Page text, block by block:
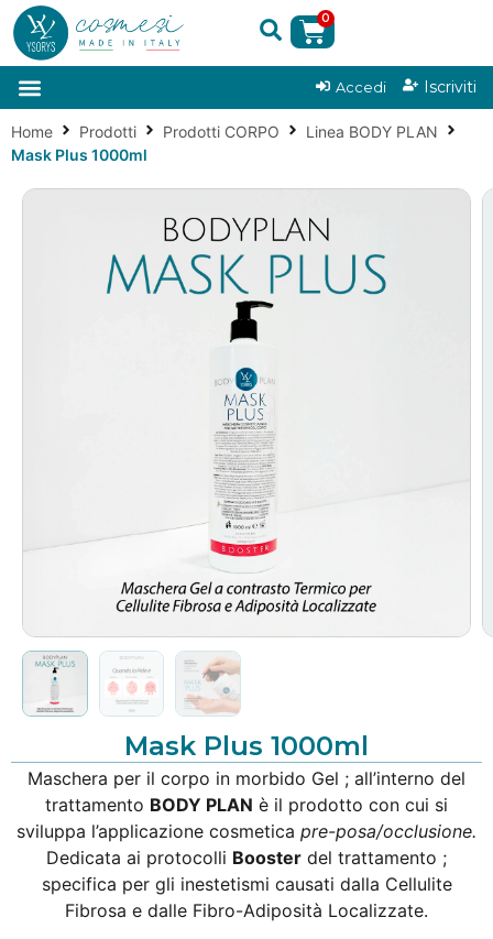
0
Accedi Iscriviti
Home Prodotti Prodotti CORPO
Linea BODY PLAN
Mask Plus 1000ml
Mask Plus 1000ml
Maschera per il corpo in morbido Gel ; all’interno del
trattamento BODY PLAN è il prodotto con cui si
sviluppa l’applicazione cosmetica pre-posa/occlusione.
Dedicata ai protocolli Booster del trattamento ;
specifica per gli inestetismi causati dalla Cellulite
Fibrosa e dalle Fibro-Adiposità Localizzate.